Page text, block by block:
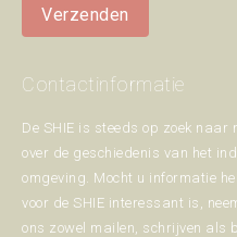
Verzenden
Contactinformatie
De SHIE is steeds op zoek
over de geschiedenis van het
omgeving. Mocht u informatie
voor de SHIE interessant is,
ons zowel mailen, schrijven als